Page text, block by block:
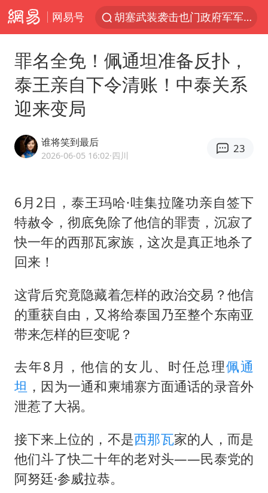
网易号
胡塞武装袭击也门政府军军营
台风白海豚中心风力增强
“新疆阿勒泰八月能滑雪”不实
山东一元代青花杯离奇失踪
我国外贸延续良好增长态势
宇树科技中一签需缴款7.54万元
陈幸同晋级WTT横滨冠军赛8强
百花奖开幕式
女儿为争财产堵门阻挠父亲出殡
夯实基础开新局
罪名全免！佩通坦准备反扑，
泰王亲自下令清账！中泰关系
迎来变局
谁将笑到最后
2026-06-05 16:02·四川
23
6月2日，泰王玛哈·哇集拉隆功亲自签下
特赦令，彻底免除了他信的罪责，沉寂了
快一年的西那瓦家族，这次是真正地杀了
回来！
这背后究竟隐藏着怎样的政治交易？他信
的重获自由，又将给泰国乃至整个东南亚
带来怎样的巨变呢？
去年8月，他信的女儿、时任总理佩通
坦 ，因为一通和柬埔寨方面通话的录音外
泄惹了大祸。
接下来上位的，不是西那瓦家的人，而是
他们斗了快二十年的老对头——民泰党的
阿努廷·参威拉恭。